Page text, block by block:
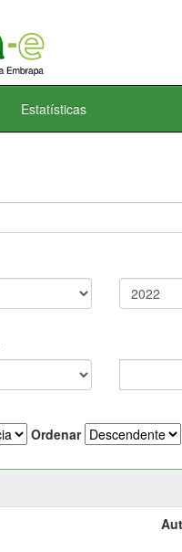
Estatísticas
Ordenar